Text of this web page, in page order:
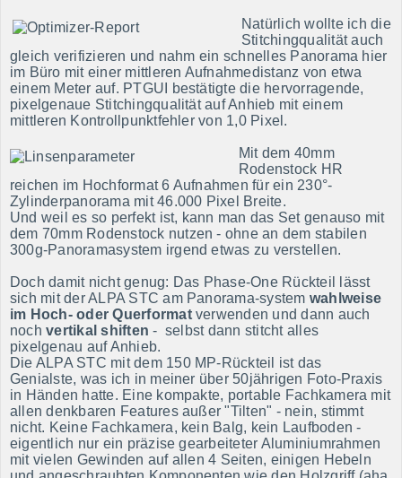
Natürlich wollte ich die
Stitchingqualität auch
gleich verifizieren und nahm ein schnelles Panorama hier
im Büro mit einer mittleren Aufnahmedistanz von etwa
einem Meter auf. PTGUI bestätigte die hervorragende,
pixelgenaue Stitchingqualität auf Anhieb mit einem
mittleren Kontrollpunktfehler von 1,0 Pixel.
Mit dem 40mm
Rodenstock HR
reichen im Hochformat 6 Aufnahmen für ein 230°-
Zylinderpanorama mit 46.000 Pixel Breite.
Und weil es so perfekt ist, kann man das Set genauso mit
dem 70mm Rodenstock nutzen - ohne an dem stabilen
300g-Panoramasystem irgend etwas zu verstellen.
Doch damit nicht genug: Das Phase-One Rückteil lässt
sich mit der ALPA STC am Panorama-system wahlweise
im Hoch- oder Querformatverwenden und dann auch
nochvertikal shiften - selbst dann stitcht alles
pixelgenau auf Anhieb.
Die ALPA STC mit dem 150 MP-Rückteil ist das
Genialste, was ich in meiner über 50jährigen Foto-Praxis
in Händen hatte. Eine kompakte, portable Fachkamera mit
allen denkbaren Features außer "Tilten" - nein, stimmt
nicht. Keine Fachkamera, kein Balg, kein Laufboden -
eigentlich nur ein präzise gearbeiteter Aluminiumrahmen
mit vielen Gewinden auf allen 4 Seiten, einigen Hebeln